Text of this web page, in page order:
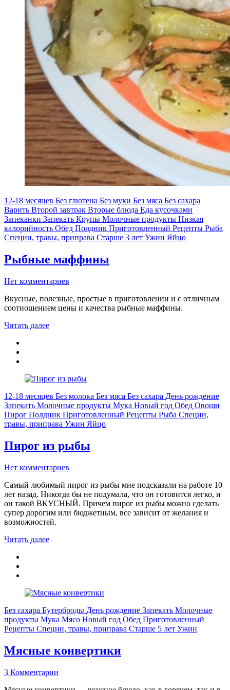
12-18 месяцев Без глютена Без муки Без мяса Без сахара
Варить Второй завтрак Вторые блюда Еда кусочками
Запеканки Запекать Крупы Молочные продукты Низкая
калорийность Обед Полдник Приготовленный Рецепты Рыба
Специи, травы, приправа Старше 3 лет Ужин Яйцо
Рыбные маффины
Нет комментариев
Вкусные, полезные, простые в приготовлении и с отличным
соотношением цены и качества рыбные маффины.
Читать далее
12-18 месяцев Без молока Без мяса Без сахара День рождение
Запекать Молочные продукты Мука Новый год Обед Овощи
Пирог Полдник Приготовленный Рецепты Рыба Специи,
травы, приправа Ужин Яйцо
Пирог из рыбы
Нет комментариев
Самый любимый пирог из рыбы мне подсказали на работе 10
лет назад. Никогда бы не подумала, что он готовится легко, и
он такой ВКУСНЫЙ. Причем пирог из рыбы можно сделать
супер дорогим или бюджетным, все зависит от желания и
возможностей.
Читать далее
Без сахара Бутерброды День рождение Запекать Молочные
продукты Мука Мясо Новый год Обед Приготовленный
Рецепты Специи, травы, приправа Старше 5 лет Ужин
Мясные конвертики
3 Комментарии